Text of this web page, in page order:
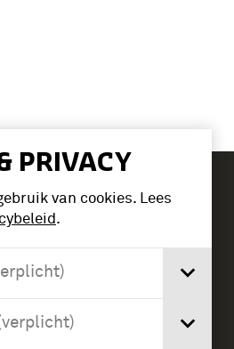
PRIVACY
van cookies. Lees
.
1